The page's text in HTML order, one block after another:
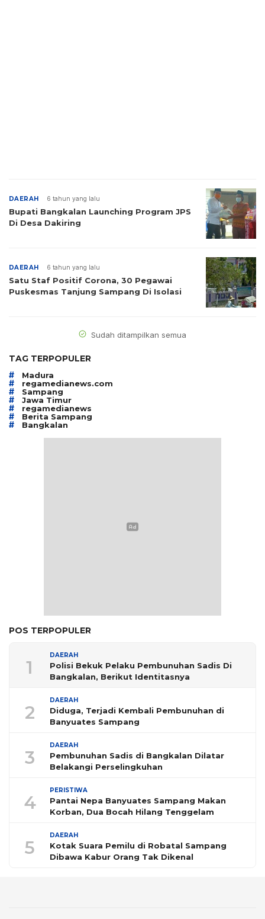
DAERAH 6 tahun yang lalu
Bupati Bangkalan Launching Program JPS
Di Desa Dakiring
DAERAH 6 tahun yang lalu
Satu Staf Positif Corona, 30 Pegawai
Puskesmas Tanjung Sampang Di Isolasi
Sudah ditampilkan semua
TAG TERPOPULER
# Madura
# regamedianews.com
# Sampang
# Jawa Timur
# regamedianews
# Berita Sampang
# Bangkalan
POS TERPOPULER
1
DAERAH
Polisi Bekuk Pelaku Pembunuhan Sadis Di
Bangkalan, Berikut Identitasnya
2
DAERAH
Diduga, Terjadi Kembali Pembunuhan di
Banyuates Sampang
3
DAERAH
Pembunuhan Sadis di Bangkalan Dilatar
Belakangi Perselingkuhan
4
PERISTIWA
Pantai Nepa Banyuates Sampang Makan
Korban, Dua Bocah Hilang Tenggelam
5
DAERAH
Kotak Suara Pemilu di Robatal Sampang
Dibawa Kabur Orang Tak Dikenal